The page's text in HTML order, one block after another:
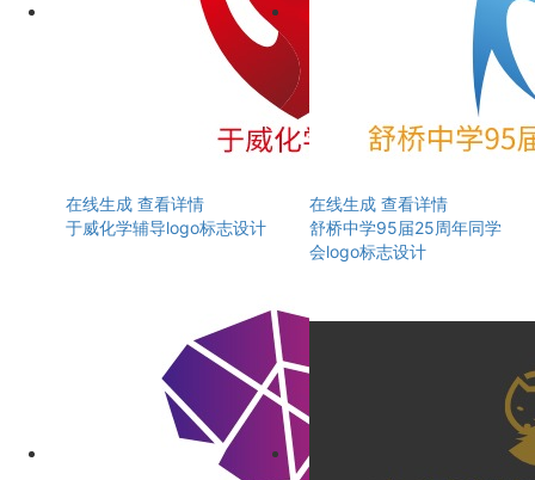
在线生成 查看详情
于威化学辅导logo标志设计
在线生成 查看详情
舒桥中学95届25周年同学
会logo标志设计